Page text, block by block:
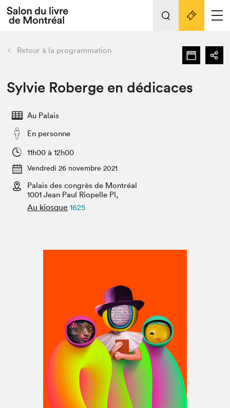
Espace exposant⋅e⋅s
Espace enseignant·e·s
L'événement
Préparer sa visite au Salon
Actualités
SLM PRO
retour Nos activités
Préparer sa visite
Salon au Palais
Projets partenaires
Liens pratiques
Retour à la programmation
Sylvie Roberge en dédicaces
Au Palais
En personne
11h00 à 12h00
Vendredi 26 novembre 2021
Palais des congrès de Montréal
1001 Jean Paul Riopelle Pl,
Au kiosque 1625